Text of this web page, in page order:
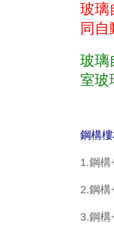
玻璃
同自
玻璃
室玻
鋼構
1.鋼
2.鋼構
3.鋼